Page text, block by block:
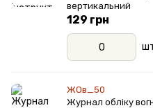
вертикальний
129 грн
ЖОв_50
Журнал обліку